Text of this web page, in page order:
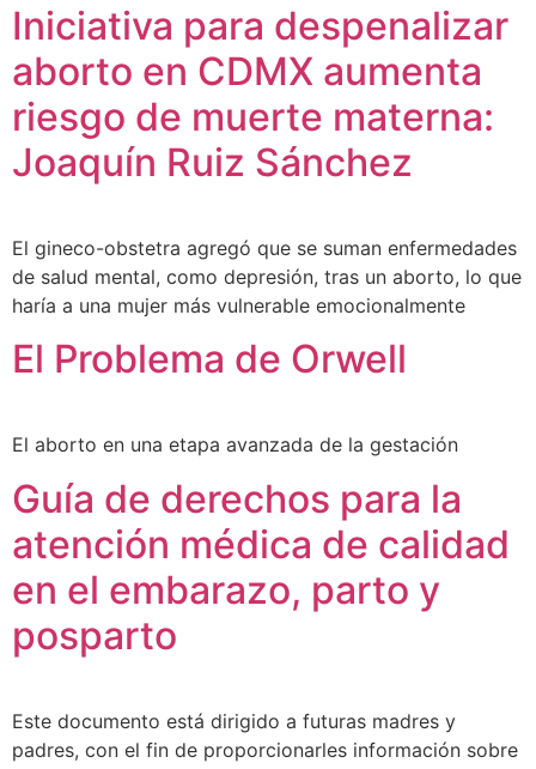
Iniciativa para despenalizar
aborto en CDMX aumenta
riesgo de muerte materna:
Joaquín Ruiz Sánchez
El gineco-obstetra agregó que se suman enfermedades
de salud mental, como depresión, tras un aborto, lo que
haría a una mujer más vulnerable emocionalmente
El Problema de Orwell
El aborto en una etapa avanzada de la gestación
Guía de derechos para la
atención médica de calidad
en el embarazo, parto y
posparto
Este documento está dirigido a futuras madres y
padres, con el fin de proporcionarles información sobre